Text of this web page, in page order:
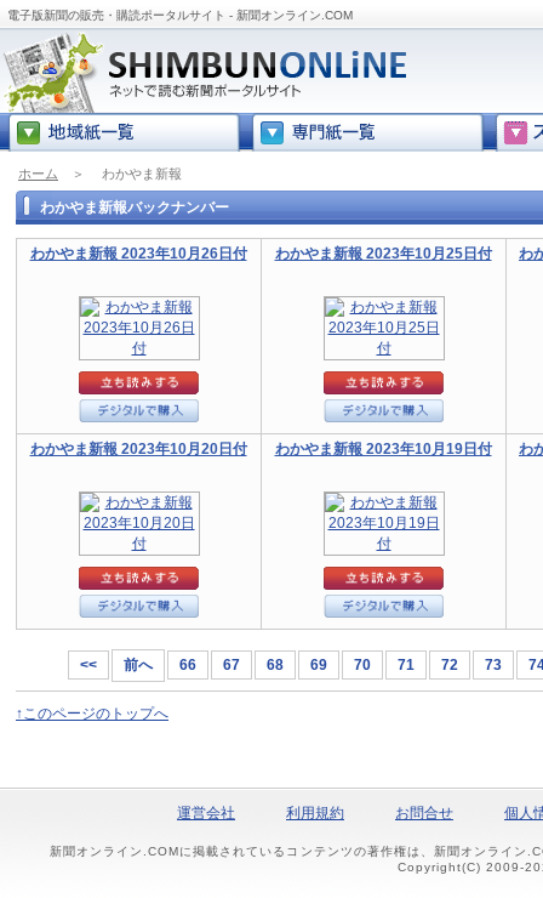
電子版新聞の販売・購読ポータルサイト - 新聞オンライン.COM
ホーム ＞ わかやま新報
わかやま新報バックナンバー
わかやま新報 2023年10月26日付 わかやま新報 2023年10月25日付 わ
わかやま新報 2023年10月20日付 わかやま新報 2023年10月19日付 わ
<< 前へ 66 67 68 69 70 71 72 73
↑このページのトップへ
運営会社 利用規約 お問合せ 個人
新聞オンライン.COMに掲載されているコンテンツの著作権は、新聞オンライン
Copyright(C) 2009-